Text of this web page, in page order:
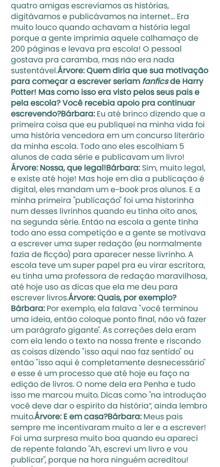
quatro amigas escrevíamos as histórias,
digitávamos e publicávamos na internet… Era
muito louco quando achavam a história legal
porque a gente imprimia aquele calhamaço de
200 páginas e levava pra escola! O pessoal
gostava pra caramba, mas não era nada
sustentável.Árvore: Quem diria que sua motivação
para começar a escrever seriam fanfics de Harry
Potter! Mas como isso era visto pelos seus pais e
pela escola? Você recebia apoio pra continuar
escrevendo?Bárbara: Eu até brinco dizendo que a
primeira coisa que eu publiquei na minha vida foi
uma história vencedora em um concurso literário
da minha escola. Todo ano eles escolhiam 5
alunos de cada série e publicavam um livro!
Árvore: Nossa, que legal!Bárbara: Sim, muito legal,
e existe até hoje! Mas hoje em dia a publicação é
digital, eles mandam um e-book pros alunos. E a
minha primeira "publicação" foi uma historinha
num desses livrinhos quando eu tinha oito anos,
na segunda série. Então na escola a gente tinha
todo ano essa competição e a gente se motivava
a escrever uma super redação (eu normalmente
fazia de ficção) para aparecer nesse livrinho. A
escola teve um super papel pra eu virar escritora,
eu tinha uma professora de redação maravilhosa,
até hoje uso as dicas que ela me deu para
escrever livros.Árvore: Quais, por exemplo?
Bárbara: Por exemplo, ela falava "você terminou
uma ideia, então coloque ponto final, não vá fazer
um parágrafo gigante". As correções dela eram
com ela lendo o texto na nossa frente e riscando
as coisas dizendo "isso aqui nao faz sentido" ou
então "isso aqui é completamente desnecessário"
e esse é um processo que até hoje eu faço na
edição de livros. O nome dela era Penha e tudo
isso me marcou muito. Dicas como "na introdução
você deve dar o espírito da história”, ainda lembro
muito.Árvore: E em casa?Bárbara: Meus pais
sempre me incentivaram muito a ler e a escrever!
Foi uma surpresa muito boa quando eu apareci
de repente falando "Ah, escrevi um livro e vou
publicar", porque na hora ninguém acreditou!